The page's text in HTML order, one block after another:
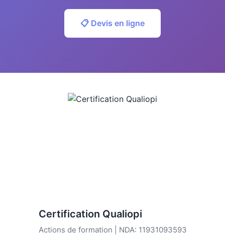
📋 Devis en ligne
Certification Qualiopi
Actions de formation | NDA: 11931093593